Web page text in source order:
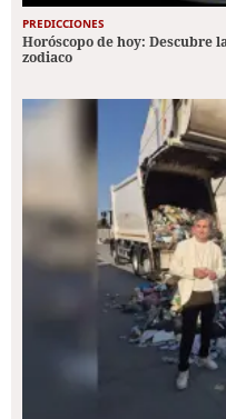
PREDICCIONES
Horóscopo de hoy: Descubre
zodiaco